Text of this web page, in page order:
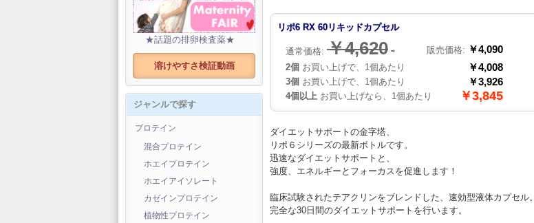
★話題の排卵検査薬★
溶けやすさ検証動画
ジャンルで探す
プロテイン
混合プロテイン
ホエイプロテイン
ホエイアイソレート
カゼインプロテイン
植物性プロテイン
リポ6 RX 60リキッドカプセル
通常価格: ￥4,620 ⇨ 販売価格: ￥4,090
2個 お買い上げで、1個あたり ￥4,008
3個 お買い上げで、1個あたり ￥3,926
4個以上 お買い上げなら、1個あたり ￥3,845
ダイエットサポートの金字塔、
リポ６シリーズの最新ボトルです。
迅速なダイエットサポートと、
強度、エネルギーとフォーカスを促進します！
臨床試験されたテアクリンをブレンドした、速効型液体カプセル。
完全な30日間のダイエットサポートを行います。